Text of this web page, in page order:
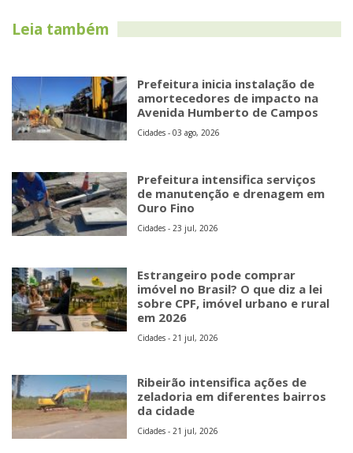
Leia também
Prefeitura inicia instalação de
amortecedores de impacto na
Avenida Humberto de Campos
Cidades - 03 ago, 2026
Prefeitura intensifica serviços
de manutenção e drenagem em
Ouro Fino
Cidades - 23 jul, 2026
Estrangeiro pode comprar
imóvel no Brasil? O que diz a lei
sobre CPF, imóvel urbano e rural
em 2026
Cidades - 21 jul, 2026
Ribeirão intensifica ações de
zeladoria em diferentes bairros
da cidade
Cidades - 21 jul, 2026